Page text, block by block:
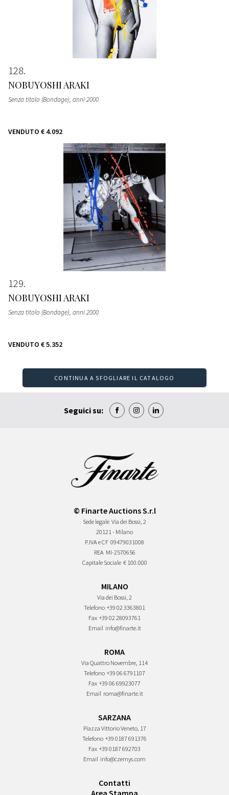
128
NOBUYOSHI ARAKI
Senza titolo (Bondage), anni 2000
VENDUTO € 4.092
129
NOBUYOSHI ARAKI
Senza titolo (Bondage), anni 2000
VENDUTO € 5.352
CONTINUA A SFOGLIARE IL CATALOGO
Seguici su:
© Finarte Auctions S.r.l
Sede legale Via dei Bossi, 2
20121 - Milano
P.IVA e CF 09479031008
REA MI-2570656
Capitale Sociale € 100.000
MILANO
Via dei Bossi, 2
Telefono +39 02 3363801
Fax +39 02 28093761
Email info@finarte.it
ROMA
Via Quattro Novembre, 114
Telefono +39 06 6791107
Fax +39 06 69923077
Email roma@finarte.it
SARZANA
Piazza Vittorio Veneto, 17
Telefono +39 0187 691376
Fax +39 0187 692703
Email info@czernys.com
Contatti